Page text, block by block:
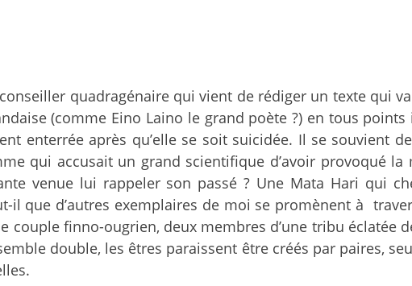
quadragénaire qui vient de rédiger un texte qui
(comme Eino Laino le grand poète ?) en tous
enterrée après qu’elle se soit suicidée. Il se souvient
qui accusait un grand scientifique d’avoir provoqué
venue lui rappeler son passé ? Une Mata Hari qui
que d’autres exemplaires de moi se promènent à
couple finno-ougrien, deux membres d’une tribu éclatée
double, les êtres paraissent être créés par paires,